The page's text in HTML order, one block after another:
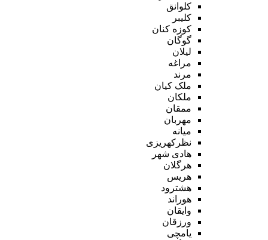
کلوانق
کلیبر
کوزه کنان
گوگان
لیلان
مراغه
مرند
ملک کیان
ملکان
ممقان
مهربان
میانه
نظرکهریزی
هادی شهر
هرگلان
هریس
هشترود
هوراند
وایقان
ورزقان
یامچی